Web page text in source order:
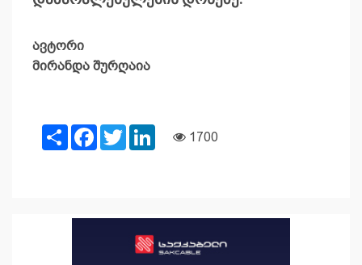
ავტორი
მირანდა შურღაია
ShareFacebook
TwitterLinkedIn1700